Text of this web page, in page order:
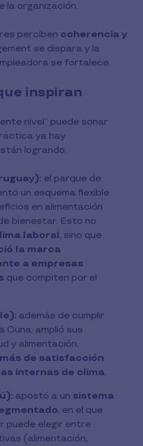
la organización.
perciben coherencia y
se dispara y la
se fortalece.
inspiran
nivel” puede sonar
ya hay
logrando:
el parque de
un esquema flexible
en alimentación
bienestar. Esto no
laboral, sino que
la marca
a empresas
que compiten por el
además de cumplir
Cuna, amplió sus
y alimentación,
más de satisfacción
internas de clima.
apostó a un sistema
, en el que
puede elegir entre
(alimentación,